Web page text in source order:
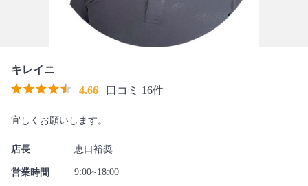
キレイニ
4.66
口コミ 16件
宜しくお願いします。
店長 恵口裕奨
営業時間 9:00~18:00